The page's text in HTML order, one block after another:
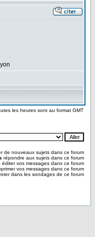
les heures sont au format GMT
de nouveaux sujets dans ce forum
répondre aux sujets dans ce forum
éditer vos messages dans ce forum
vos messages dans ce forum
dans les sondages de ce forum